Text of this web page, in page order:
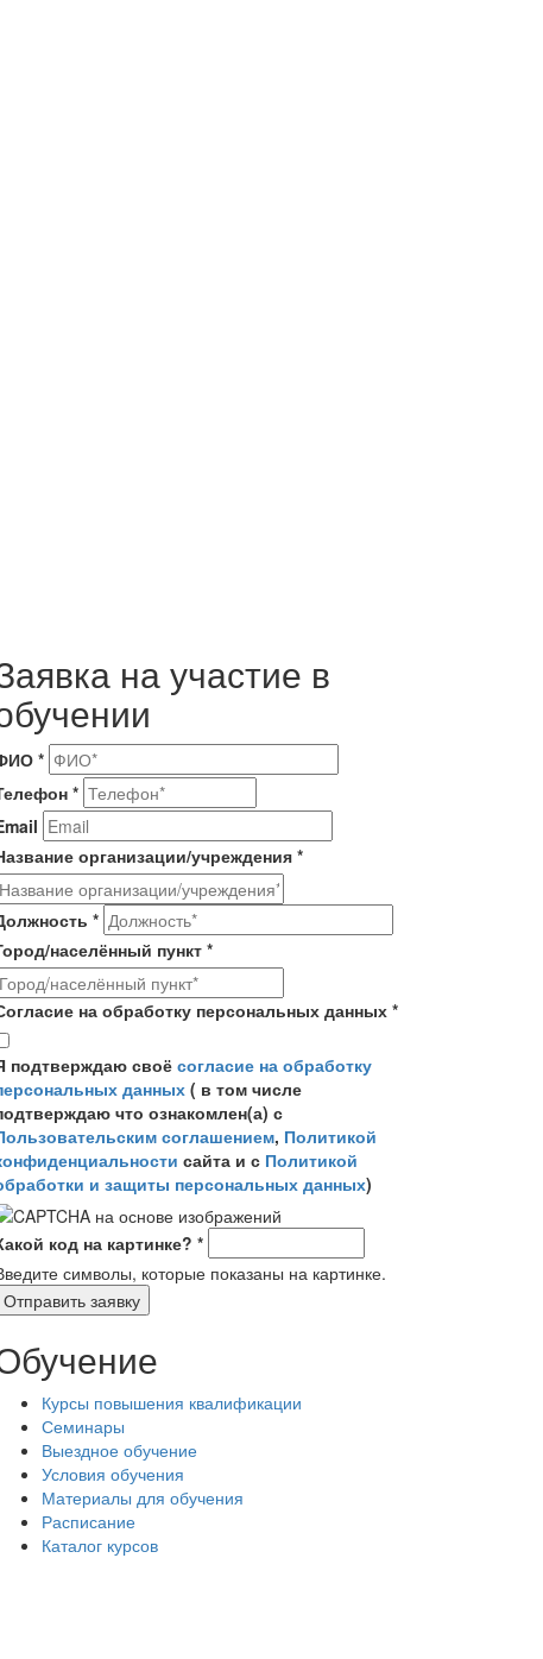
на участие в
*
*
организации/учреждения*
*
населённый пункт *
на обработку персональных данных *
подтверждаю своё согласие на обработку
данных( в том числе
что ознакомлен(а) с
соглашением, Политикой
сайта и с Политикой
и защиты персональных данных)
код на картинке? *
символы, которые показаны на картинке.
Курсы повышения квалификации
Семинары
Выездное обучение
Условия обучения
Материалы для обучения
Расписание
Каталог курсов